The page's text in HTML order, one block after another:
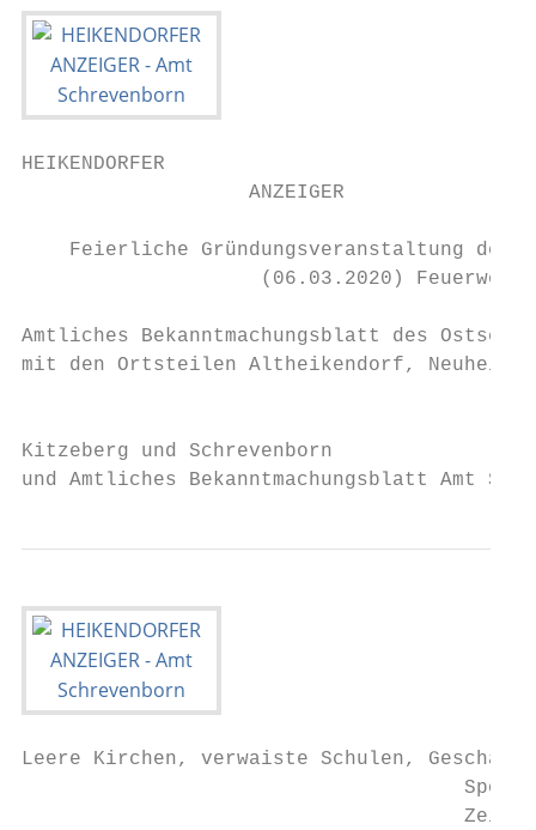
HEIKENDORFER
                   ANZEIGER
Feierliche Gründungsveranstaltung der
(06.03.2020)
Amtliches Bekanntmachungsblatt des
mit den Ortsteilen Altheikendorf,
Kitzeberg und Schrevenborn
und Amtliches Bekanntmachungsblatt Amt
Leere Kirchen, verwaiste Schulen,